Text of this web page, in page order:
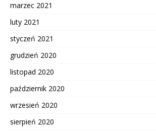
marzec 2021
luty 2021
styczeń 2021
grudzień 2020
listopad 2020
październik 2020
wrzesień 2020
sierpień 2020